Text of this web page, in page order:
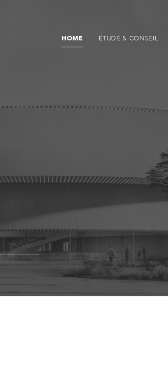
HOME ÉTUDE & CONSEIL